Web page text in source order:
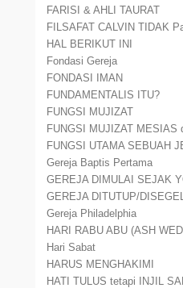
FARISI & AHLI TAURAT
FILSAFAT CALVIN TIDAK
HAL BERIKUT INI
Fondasi Gereja
FONDASI IMAN
FUNDAMENTALIS ITU?
FUNGSI MUJIZAT
FUNGSI MUJIZAT MESIAS
FUNGSI UTAMA SEBUAH
Gereja Baptis Pertama
GEREJA DIMULAI SEJAK
GEREJA DITUTUP/
Gereja Philadelphia
HARI RABU ABU (ASH
Hari Sabat
HARUS MENGHAKIMI
HATI TULUS tetapi INJIL